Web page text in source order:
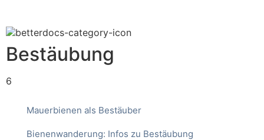
Bestäubung
6
Mauerbienen als Bestäuber
Bienenwanderung: Infos zu Bestäubung